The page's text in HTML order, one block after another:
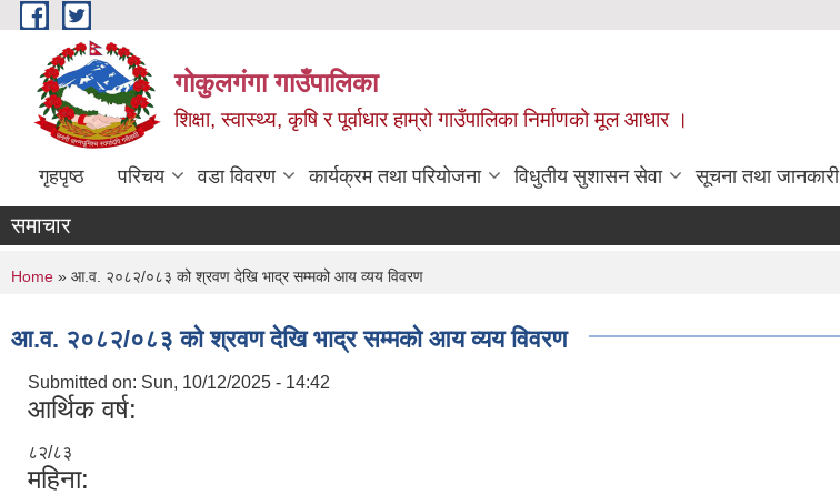
Skip to main content
गोकुलगंगा गाउँपालिका
शिक्षा, स्वास्थ्य, कृषि र पूर्वाधार हाम्रो गाउँपालिका निर्माणको मूल आधार ।
गृहपृष्ठ परिचय वडा विवरण कार्यक्रम तथा परियोजना विधुतीय सुशासन सेवा सूचना तथा जानकारी
समाचार
You are here
Home » आ.व. २०८२/०८३ को श्रवण देखि भाद्र सम्मको आय व्यय विवरण
आ.व. २०८२/०८३ को श्रवण देखि भाद्र सम्मको आय व्यय विवरण
Submitted on: Sun, 10/12/2025 - 14:42
आर्थिक वर्ष:
८२/८३
महिना: